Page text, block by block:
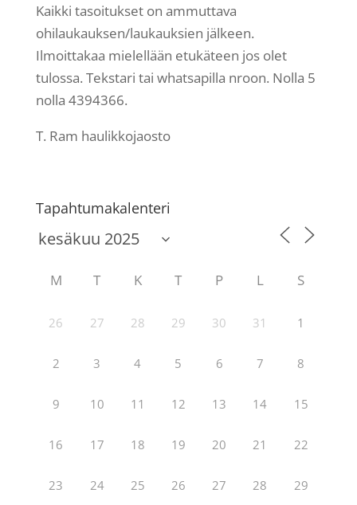
Kaikki tasoitukset on ammuttava
ohilaukauksen/laukauksien jälkeen.
Ilmoittakaa mielellään etukäteen jos olet
tulossa. Tekstari tai whatsapilla nroon. Nolla 5
nolla 4394366.
T. Ram haulikkojaosto
Tapahtumakalenteri
M T K T P L S
26 27 28 29 30 31 1
2 3 4 5 6 7 8
9 10 11 12 13 14 15
16 17 18 19 20 21 22
23 24 25 26 27 28 29